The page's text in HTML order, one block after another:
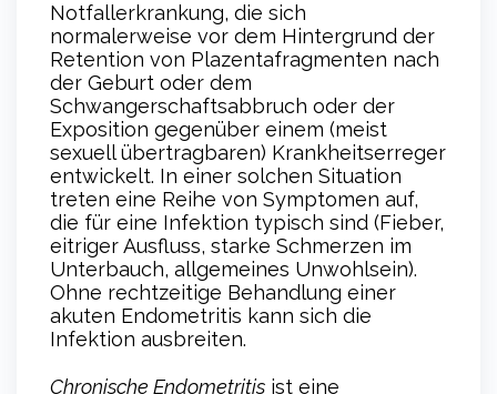
Notfallerkrankung, die sich
normalerweise vor dem Hintergrund der
Retention von Plazentafragmenten nach
der Geburt oder dem
Schwangerschaftsabbruch oder der
Exposition gegenüber einem (meist
sexuell übertragbaren) Krankheitserreger
entwickelt. In einer solchen Situation
treten eine Reihe von Symptomen auf,
die für eine Infektion typisch sind (Fieber,
eitriger Ausfluss, starke Schmerzen im
Unterbauch, allgemeines Unwohlsein).
Ohne rechtzeitige Behandlung einer
akuten Endometritis kann sich die
Infektion ausbreiten.
Chronische Endometritis ist eine